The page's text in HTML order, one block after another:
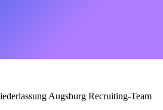
Augsburg Recruiting-Team